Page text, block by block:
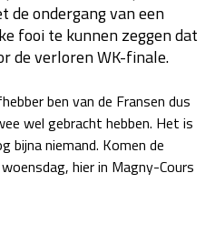
za 13:00 - 15:00
za 23:00 - 00:00
06 - 08 nov
de ondergang van een
fooi te kunnen zeggen dat
de verloren WK-finale.
ben van de Fransen dus
wel gebracht hebben. Het is
bijna niemand. Komen de
hier in Magny-Cours